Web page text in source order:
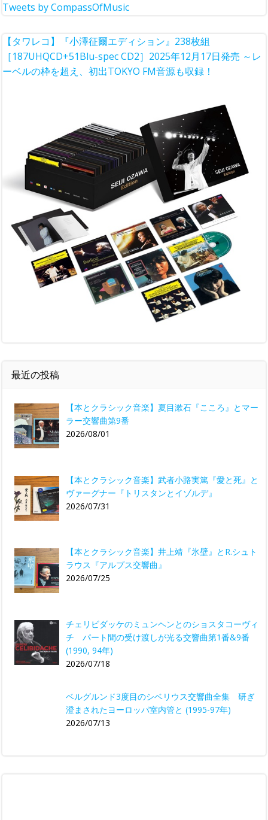
Tweets by CompassOfMusic
【タワレコ】『小澤征爾エディション』238枚組
［187UHQCD+51Blu-spec CD2］2025年12月17日発売 ～レ
ーベルの枠を超え、初出TOKYO FM音源も収録！
最近の投稿
【本とクラシック音楽】夏目漱石『こころ』とマー
ラー交響曲第9番
2026/08/01
【本とクラシック音楽】武者小路実篤『愛と死』と
ヴァーグナー『トリスタンとイゾルデ』
2026/07/31
【本とクラシック音楽】井上靖『氷壁』とR.シュト
ラウス『アルプス交響曲』
2026/07/25
チェリビダッケのミュンヘンとのショスタコーヴィ
チ パート間の受け渡しが光る交響曲第1番&9番
(1990, 94年)
2026/07/18
ベルグルンド3度目のシベリウス交響曲全集 研ぎ
澄まされたヨーロッパ室内管と (1995-97年)
2026/07/13